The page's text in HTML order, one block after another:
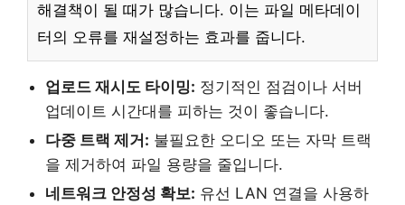
해결책이 될 때가 많습니다. 이는 파일 메타데이
터의 오류를 재설정하는 효과를 줍니다.
업로드 재시도 타이밍: 정기적인 점검이나 서버
업데이트 시간대를 피하는 것이 좋습니다.
다중 트랙 제거: 불필요한 오디오 또는 자막 트랙
을 제거하여 파일 용량을 줄입니다.
네트워크 안정성 확보: 유선 LAN 연결을 사용하